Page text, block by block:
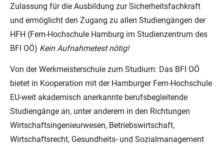
Zulassung für die Ausbildung zur Sicherheitsfachkraft
und ermöglicht den Zugang zu allen Studiengängen der
HFH (Fern-Hochschule Hamburg im Studienzentrum des
BFI OÖ) Kein Aufnahmetest nötig!
Von der Werkmeisterschule zum Studium: Das BFI OÖ
bietet in Kooperation mit der Hamburger Fern-Hochschule
EU-weit akademisch anerkannte berufsbegleitende
Studiengänge an, unter anderem in den Richtungen
Wirtschaftsingenieurwesen, Betriebswirtschaft,
Wirtschaftsrecht, Gesundheits- und Sozialmanagement